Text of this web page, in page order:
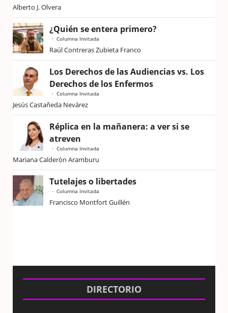
Alberto J. Olvera
¿Quién se entera primero?
Columna Invitada
Raúl Contreras Zubieta Franco
Los Derechos de las Audiencias vs. Los
Derechos de los Enfermos
Columna Invitada
Jesús Castañeda Nevárez
Réplica en la mañanera: a ver si se
atreven
Columna Invitada
Mariana Calderón Aramburu
Tutelajes o libertades
Columna Invitada
Francisco Montfort Guillén
DIRECTORIO